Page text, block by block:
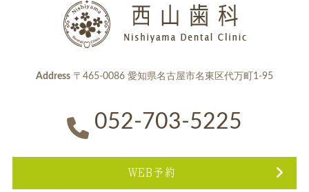
Address 〒465-0086 愛知県名古屋市名東区代万町1-95
052-703-5225
WEB予約